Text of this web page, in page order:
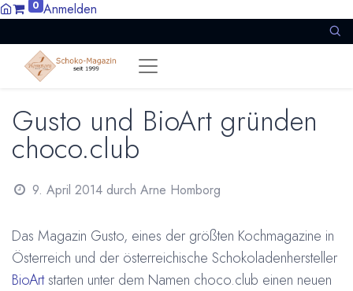
0 Anmelden
Gusto und BioArt gründen
choco.club
9. April 2014 durch Arne Homborg
Das Magazin Gusto, eines der größten Kochmagazine in
Österreich und der österreichische Schokoladenhersteller
BioArtstarten unter dem Namen choco.club einen neuen